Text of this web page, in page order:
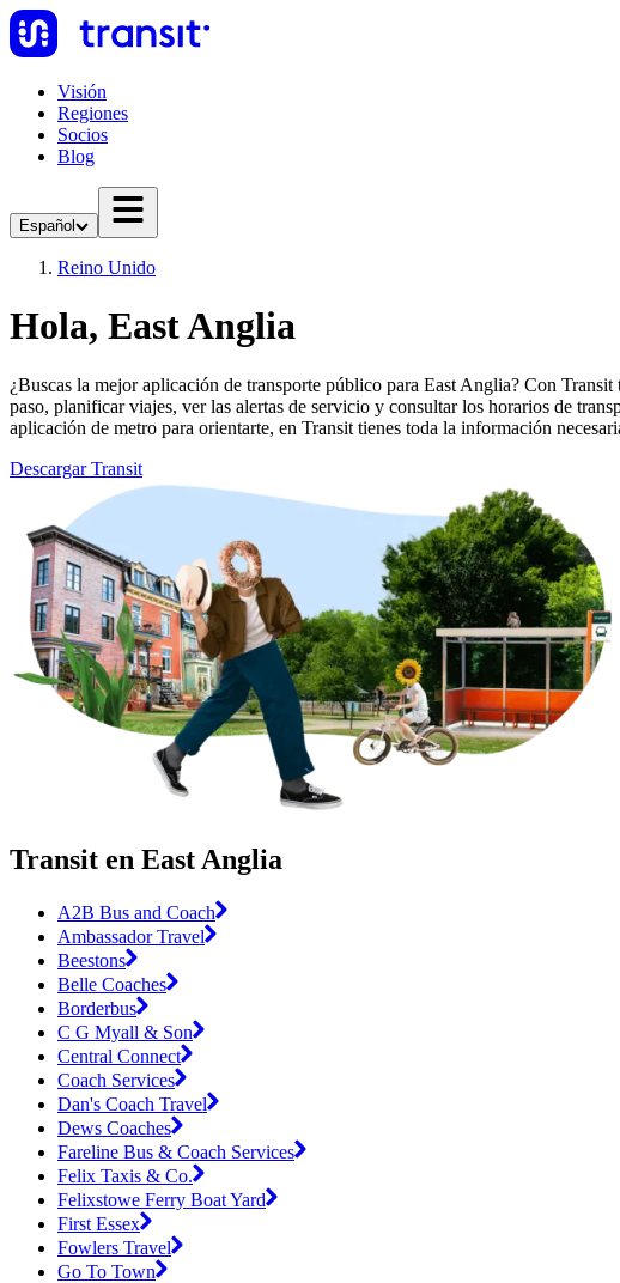
Visión
Regiones
Socios
Blog
Español
Reino Unido
Hola, East Anglia
¿Buscas la mejor aplicación de transporte público para East Anglia? Con
paso, planificar viajes, ver las alertas de servicio y consultar los horarios de
aplicación de metro para orientarte, en Transit tienes toda la información
Descargar Transit
Transit en East Anglia
A2B Bus and Coach
Ambassador Travel
Beestons
Belle Coaches
Borderbus
C G Myall & Son
Central Connect
Coach Services
Dan's Coach Travel
Dews Coaches
Fareline Bus & Coach Services
Felix Taxis & Co.
Felixstowe Ferry Boat Yard
First Essex
Fowlers Travel
Go To Town